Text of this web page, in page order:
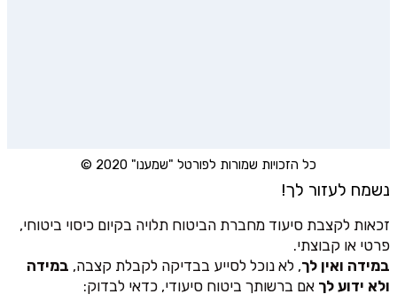
כל הזכויות שמורות לפורטל "שמענו" 2020 ©
נשמח לעזור לך!
זכאות לקצבת סיעוד מחברת הביטוח תלויה בקיום כיסוי ביטוחי,
פרטי או קבוצתי.
במידה ואין לך, לא נוכל לסייע בבדיקה לקבלת קצבה, במידה
ולא ידוע לך אם ברשותך ביטוח סיעודי, כדאי לבדוק: